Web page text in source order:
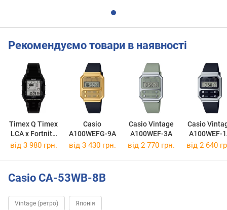
Рекомендуємо товари в наявності
Timex Q Timex
LCA x Fortnite
TW2W96500
Casio
A100WEFG-9A
Casio Vintage
A100WEF-3A
Casio
A100WEF-
від 3 980 грн. від 3 430 грн. від 2 770 грн. від 2 640
Casio CA-53WB-8B
Vintage (ретро) Японія